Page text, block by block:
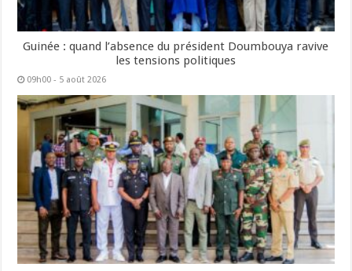
Guinée : quand l’absence du président Doumbouya ravive
les tensions politiques
09h00 - 5 août 2026